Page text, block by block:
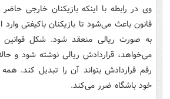
وی در رابطه با اینکه بازیکنان خارجی
قانون باعث می‌شود تا بازیکنان باکیفتی
می‌خواهد، قراردادش ریالی نوشته شود و
رقم قراردادش بتواند آن را تبدیل کند.
خود باشگاه ضرر می‌کند.